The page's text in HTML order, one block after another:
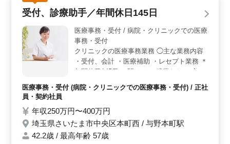
務経験を活かせる仕事。 医師や看護師の診療補助な
ど、多岐にわたる業務で、豊かな経験を活かせま
す。 ＜雇用条件＞ 正社員、契約社員、アルバイ
ト・パート、派遣社員など様々な雇用形態が選択可
能。 社会保険完備や交通費実費支給など、福利厚生面
も充実しています。
受付、診療助手／年間休日145日
医療事務・受付 / 病院・クリニックでの医療
事務・受付
クリニックの医療事務業務 ◯主な業務内容
・受付、会計 ・医療補助 ・レセプト業務 ＊
年間休日145日 ＊駅チカ ＊残業なし ＊交通
富で、仕事を安心しておまかせできるベテラ
ニア人材がスキルや能力を活かして活躍する
職場です。
医療事務・受付 (病院・クリニックでの医療事務・受付) / 正社
員・契約社員
年収250万円〜400万円
埼玉県さいたま市中央区本町西 / 与野本町駅
42.2歳 / 最高年齢 57歳